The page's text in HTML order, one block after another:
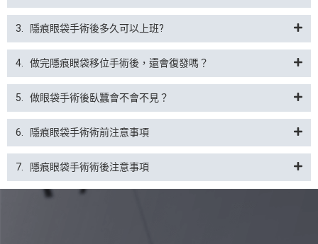
3. 隱痕眼袋手術後多久可以上班?
4. 做完隱痕眼袋移位手術後，還會復發嗎？
5. 做眼袋手術後臥蠶會不會不見？
6. 隱痕眼袋手術術前注意事項
7. 隱痕眼袋手術術後注意事項